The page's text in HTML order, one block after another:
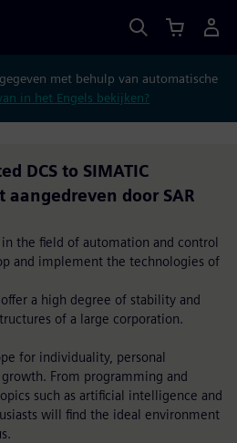
met behulp van automatische
in het Engels bekijken?
DCS to SIMATIC
aangedreven door SAR
in the field of automation and control
and implement the technologies of
a high degree of stability and
of a large corporation.
for individuality, personal
From programming and
such as artificial intelligence and
will find the ideal environment